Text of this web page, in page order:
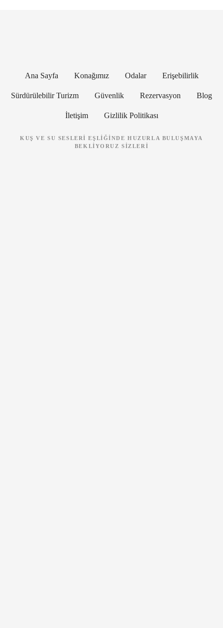
Ana Sayfa Konağımız Odalar Erişebilirlik
Sürdürülebilir Turizm Güvenlik Rezervasyon Blog
İletişim Gizlilik Politikası
KUŞ VE SU SESLERI EŞLIĞINDE HUZURLA BULUŞMAYA
BEKLIYORUZ SIZLERI